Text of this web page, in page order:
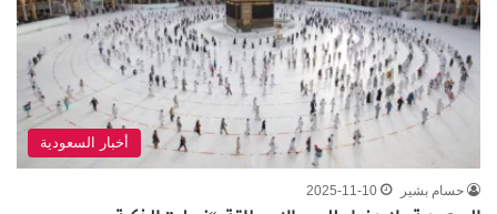
أخبار السعودية
حسام بشير 2025-11-10